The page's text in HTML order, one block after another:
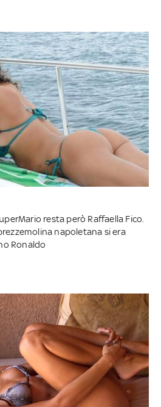
resta però Raffaella Fico.
napoletana si era
Ronaldo